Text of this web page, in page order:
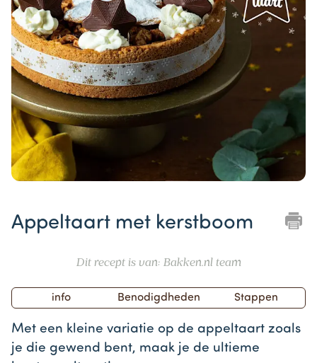
Appeltaart met kerstboom
Dit recept is van: Bakken.nl team
of
info Benodigdheden Stappen
Met een kleine variatie op de appeltaart zoals
je die gewend bent, maak je de ultieme